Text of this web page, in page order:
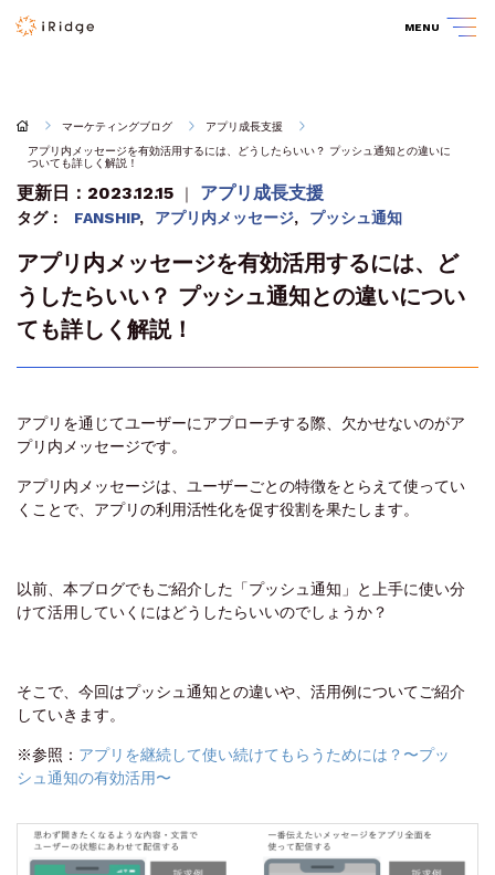
MENU
マーケティングブログ
アプリ成長支援
アプリ内メッセージを有効活用するには、どうしたらいい？ プッシュ通知との違いに
ついても詳しく解説！
更新日：2023.12.15 ｜ アプリ成長支援
タグ： FANSHIP, アプリ内メッセージ, プッシュ通知
アプリ内メッセージを有効活用するには、ど
うしたらいい？ プッシュ通知との違いについ
ても詳しく解説！
アプリを通じてユーザーにアプローチする際、欠かせないのがア
プリ内メッセージです。
アプリ内メッセージは、ユーザーごとの特徴をとらえて使ってい
くことで、アプリの利用活性化を促す役割を果たします。
以前、本ブログでもご紹介した「プッシュ通知」と上手に使い分
けて活用していくにはどうしたらいいのでしょうか？
そこで、今回はプッシュ通知との違いや、活用例についてご紹介
していきます。
※参照： アプリを継続して使い続けてもらうためには？〜プッ
シュ通知の有効活用〜